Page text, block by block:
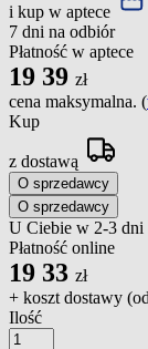
i kup w aptece
7 dni na odbiór
Płatność w aptece
19 39 zł
cena maksymalna. (
Kup
z dostawą
O sprzedawcy
O sprzedawcy
U Ciebie w 2-3 dni
Płatność online
19 33 zł
+ koszt dostawy (od
Ilość